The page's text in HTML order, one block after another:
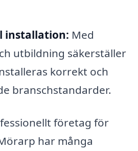
installation: Med
utbildning säkerställer
korrekt och
branschstandarder.
företag för
har många